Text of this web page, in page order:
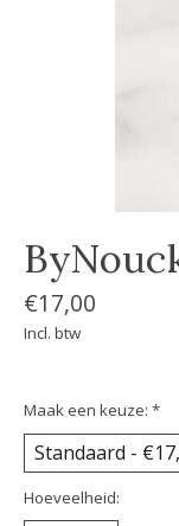
€17,00
Incl. btw
Maak een keuze: *
Hoeveelheid: